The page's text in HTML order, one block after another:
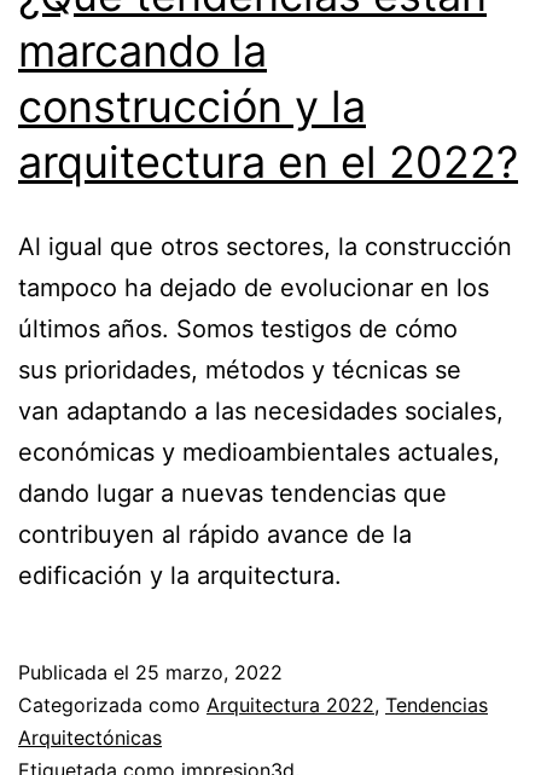
marcando la
construcción y la
arquitectura en el 2022?
Al igual que otros sectores, la construcción
tampoco ha dejado de evolucionar en los
últimos años. Somos testigos de cómo
sus prioridades, métodos y técnicas se
van adaptando a las necesidades sociales,
económicas y medioambientales actuales,
dando lugar a nuevas tendencias que
contribuyen al rápido avance de la
edificación y la arquitectura.
Publicada el 25 marzo, 2022
Categorizada como Arquitectura 2022, Tendencias
Arquitectónicas
Etiquetada como impresion3d,